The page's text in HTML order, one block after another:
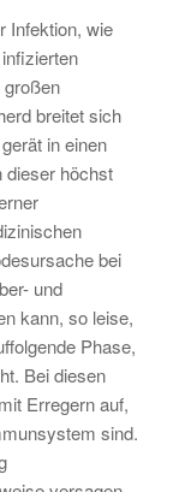
Infektion, wie
breitet sich
in einen
höchst
bei
und
kann, so leise,
Phase,
Bei diesen
Erregern auf,
sind.